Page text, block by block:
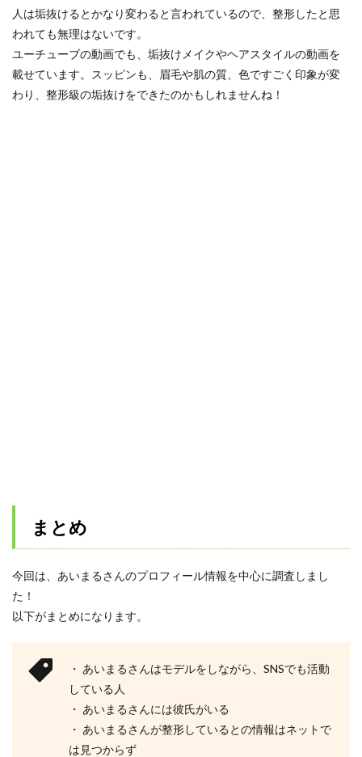
人は垢抜けるとかなり変わると言われているので、整形したと思
われても無理はないです。
ユーチューブの動画でも、垢抜けメイクやヘアスタイルの動画を
載せています。スッピンも、眉毛や肌の質、色ですごく印象が変
わり、整形級の垢抜けをできたのかもしれませんね！
まとめ
今回は、あいまるさんのプロフィール情報を中心に調査しまし
た！
以下がまとめになります。
・ あいまるさんはモデルをしながら、SNSでも活動
している人
・ あいまるさんには彼氏がいる
・ あいまるさんが整形しているとの情報はネットで
は見つからず